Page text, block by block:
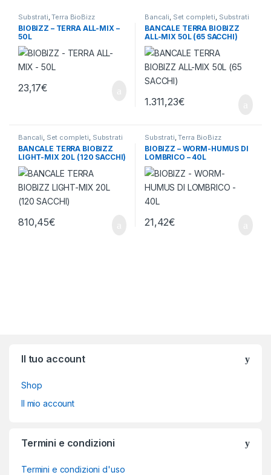
Substrati,Terra BioBizz
BIOBIZZ – TERRA ALL-MIX –
50L
23,17€
Bancali, Set completi, Substrati
BANCALE TERRA BIOBIZZ
ALL-MIX 50L (65 SACCHI)
1.311,23€
Bancali, Set completi, Substrati
BANCALE TERRA BIOBIZZ
LIGHT-MIX 20L (120 SACCHI)
810,45€
Substrati,Terra BioBizz
BIOBIZZ – WORM-HUMUS DI
LOMBRICO – 40L
21,42€
Il tuo account
Shop
Il mio account
Termini e condizioni
Termini e condizioni d'uso